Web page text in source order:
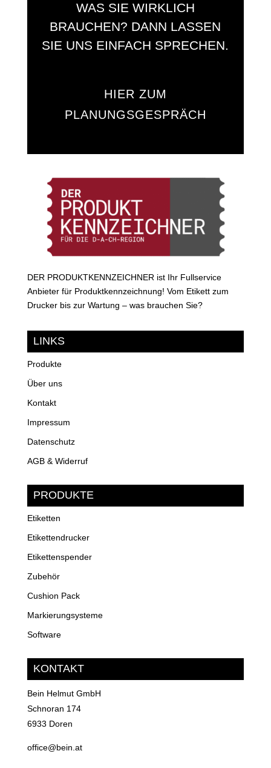
WAS SIE WIRKLICH
BRAUCHEN? DANN LASSEN
SIE UNS EINFACH SPRECHEN.
HIER ZUM
PLANUNGSGESPRÄCH
DER PRODUKTKENNZEICHNER ist Ihr Fullservice
Anbieter für Produktkennzeichnung! Vom Etikett zum
Drucker bis zur Wartung – was brauchen Sie?
LINKS
Produkte
Über uns
Kontakt
Impressum
Datenschutz
AGB & Widerruf
PRODUKTE
Etiketten
Etikettendrucker
Etikettenspender
Zubehör
Cushion Pack
Markierungsysteme
Software
KONTAKT
Bein Helmut GmbH
Schnoran 174
6933 Doren
office@bein.at